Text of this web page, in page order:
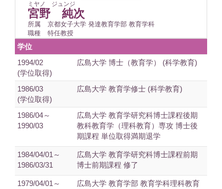
ミヤノ ジュンジ
宮野 純次
所属
京都女子大学 発達教育学部 教育学科
職種
特任教授
学位
1994/02
(学位取得)
広島大学 博士（教育学） (科学教育)
1986/03
(学位取得)
広島大学 教育学修士 (科学教育)
1986/04～
1990/03
広島大学 教育学研究科博士課程後期
教科教育学（理科教育）専攻 博士後
期課程 単位取得満期退学
1984/04/01～
1986/03/31
広島大学 教育学研究科博士課程前期
博士前期課程 修了
1979/04/01～
広島大学 教育学部 教育学科理科教育